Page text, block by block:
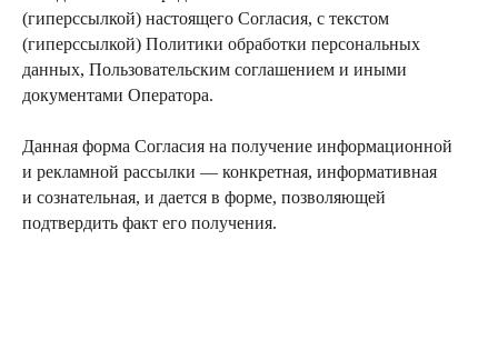
(гиперссылкой) настоящего Согласия, с текстом
(гиперссылкой) Политики обработки персональных
данных, Пользовательским соглашением и иными
документами Оператора.
Данная форма Согласия на получение информационной
и рекламной рассылки — конкретная, информативная
и сознательная, и дается в форме, позволяющей
подтвердить факт его получения.